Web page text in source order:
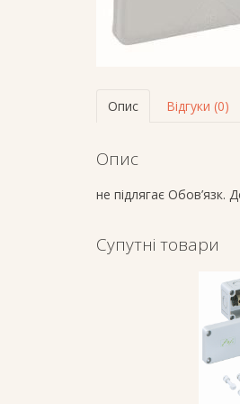
Опис Відгуки (0)
Опис
не підлягає Обов’язк.
Супутні товари